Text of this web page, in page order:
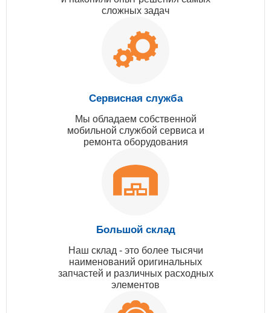
сложных задач
Сервисная служба
Мы обладаем собственной
мобильной службой сервиса и
ремонта оборудования
Большой склад
Наш склад - это более тысячи
наименований оригинальных
запчастей и различных расходных
элементов